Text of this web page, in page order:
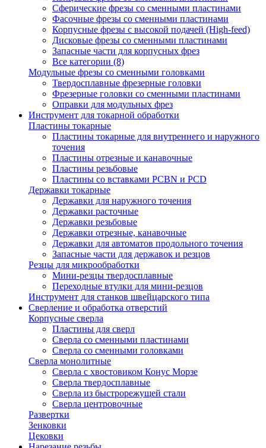
Сферические фрезы со сменными пластинами
Фасочные фрезы со сменными пластинами
Корпусные фрезы с высокой подачей (High-feed)
Дисковые фрезы со сменными пластинами
Запасные части для корпусных фрез
Все категории (8)
Модульные фрезы со сменными головками
Твердосплавные фрезерные головки
Фрезерные головки со сменными пластинами
Оправки для модульных фрез
Инструмент для токарной обработки
Пластины токарные
Пластины токарные для внутреннего и наружного
точения
Пластины отрезные и канавочные
Пластины резьбовые
Пластины со вставками PCBN и PCD
Державки токарные
Державки для наружного точения
Державки расточные
Державки резьбовые
Державки отрезные, канавочные
Державки для автоматов продольного точения
Запасные части для державок и резцов
Резцы для микрообработки
Мини-резцы твердосплавные
Переходные втулки для мини-резцов
Инструмент для станков швейцарского типа
Сверление и обработка отверстий
Корпусные сверла
Пластины для сверл
Сверла со сменными пластинами
Сверла со сменными головками
Сверла монолитные
Сверла с хвостовиком Конус Морзе
Сверла твердосплавные
Сверла из быстрорежущей стали
Сверла центровочные
Развертки
Зенковки
Цековки